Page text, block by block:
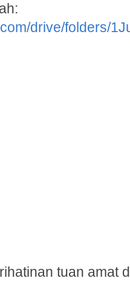
drive/folders/
tuan amat